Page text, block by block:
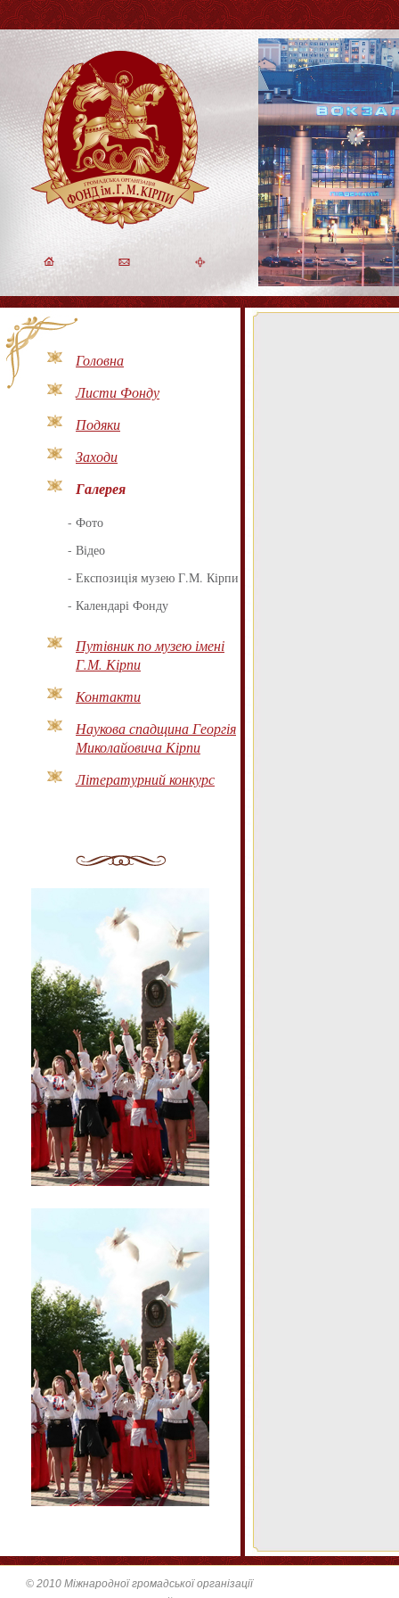
Головна
Листи Фонду
Подяки
Заходи
Галерея
- Фото
- Відео
- Експозиція музею Г.М. Кірпи
- Календарі Фонду
Путівник по музею імені
Г.М. Кірпи
Контакти
Наукова спадщина Георгія
Миколайовича Кірпи
Літературний конкурс
© 2010 Міжнародної громадської організації